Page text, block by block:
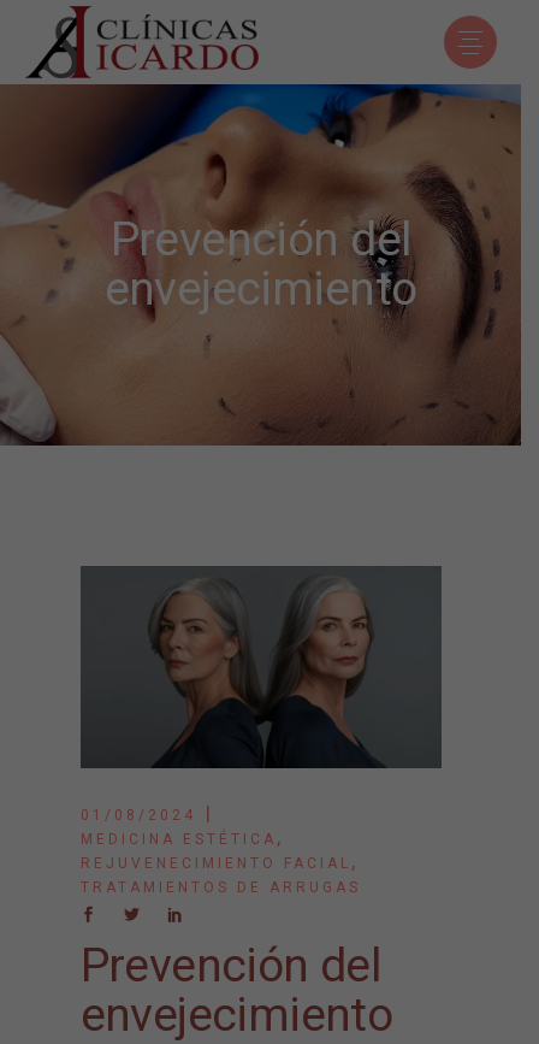
Prevención del
envejecimiento
01/08/2024
MEDICINA ESTÉTICA ,
REJUVENECIMIENTO FACIAL ,
TRATAMIENTOS DE ARRUGAS
Prevención del
envejecimiento